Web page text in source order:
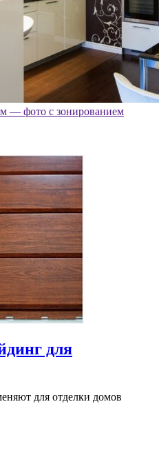
— фото с зонированием
для
для отделки домов